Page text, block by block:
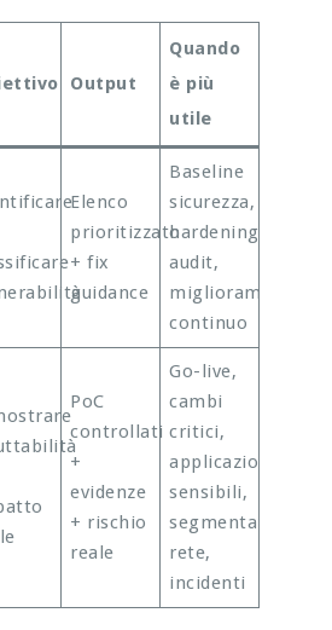
Output
Quando
è più
utile
Elenco
prioritizzato
+ fix
guidance
Baseline
sicurezza,
hardening,
audit,
miglioramento
continuo
PoC
controllati
+
evidenze
+ rischio
reale
Go-live,
cambi
critici,
applicazioni
sensibili,
segmentazione
rete,
incidenti